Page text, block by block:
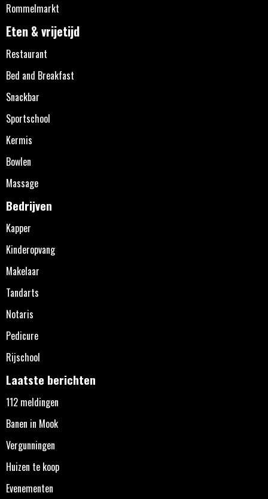
Rommelmarkt
Eten & vrijetijd
Restaurant
Bed and Breakfast
Snackbar
Sportschool
Kermis
Bowlen
Massage
Bedrijven
Kapper
Kinderopvang
Makelaar
Tandarts
Notaris
Pedicure
Rijschool
Laatste berichten
112 meldingen
Banen in Mook
Vergunningen
Huizen te koop
Evenementen